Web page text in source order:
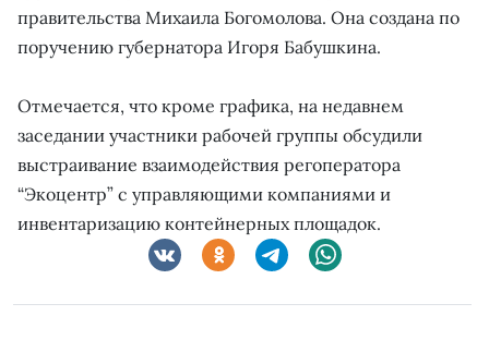
правительства Михаила Богомолова. Она создана по
поручению губернатора Игоря Бабушкина.
Отмечается, что кроме графика, на недавнем
заседании участники рабочей группы обсудили
выстраивание взаимодействия регоператора
“Экоцентр” с управляющими компаниями и
инвентаризацию контейнерных площадок.